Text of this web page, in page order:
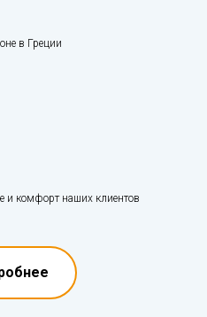
в Греции
и комфорт наших клиентов